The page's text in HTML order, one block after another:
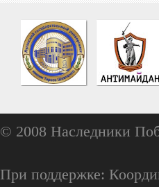
© 2008 Наследники
При поддержке: